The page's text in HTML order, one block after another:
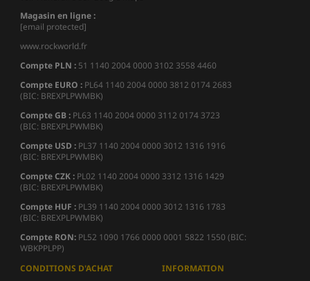
Magasin en ligne :
[email protected]
www.rockworld.fr
Compte PLN : 51 1140 2004 0000 3102 3558 4460
Compte EURO : PL64 1140 2004 0000 3812 0174 2683
(BIC: BREXPLPWMBK)
Compte GB : PL63 1140 2004 0000 3112 0174 3723
(BIC: BREXPLPWMBK)
Compte USD : PL37 1140 2004 0000 3012 1316 1916
(BIC: BREXPLPWMBK)
Compte CZK : PL02 1140 2004 0000 3312 1316 1429
(BIC: BREXPLPWMBK)
Compte HUF : PL39 1140 2004 0000 3012 1316 1783
(BIC: BREXPLPWMBK)
Compte RON: PL52 1090 1766 0000 0001 5822 1550 (BIC:
WBKPPLPP)
CONDITIONS D'ACHAT
INFORMATION